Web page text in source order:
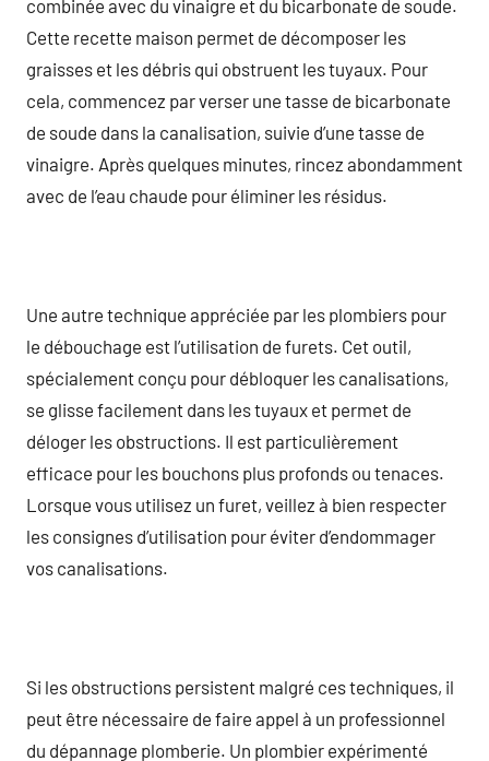
combinée avec du vinaigre et du bicarbonate de soude.
Cette recette maison permet de décomposer les
graisses et les débris qui obstruent les tuyaux. Pour
cela, commencez par verser une tasse de bicarbonate
de soude dans la canalisation, suivie d’une tasse de
vinaigre. Après quelques minutes, rincez abondamment
avec de l’eau chaude pour éliminer les résidus.
Une autre technique appréciée par les plombiers pour
le débouchage est l’utilisation de furets. Cet outil,
spécialement conçu pour débloquer les canalisations,
se glisse facilement dans les tuyaux et permet de
déloger les obstructions. Il est particulièrement
efficace pour les bouchons plus profonds ou tenaces.
Lorsque vous utilisez un furet, veillez à bien respecter
les consignes d’utilisation pour éviter d’endommager
vos canalisations.
Si les obstructions persistent malgré ces techniques, il
peut être nécessaire de faire appel à un professionnel
du dépannage plomberie. Un plombier expérimenté